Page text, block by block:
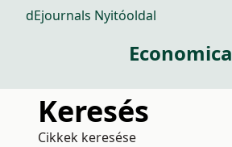
dEjournals Nyitóoldal
Economica
Keresés
Cikkek keresése